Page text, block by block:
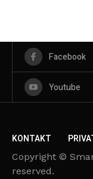
Facebook
Youtube
KONTAKT
Copyright ©
reserved.